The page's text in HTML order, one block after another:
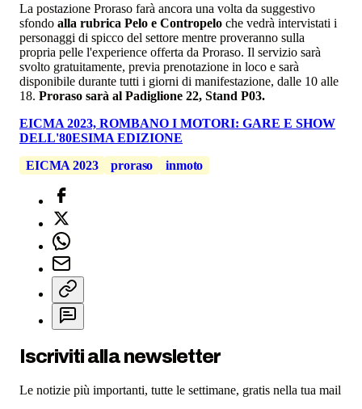
La postazione Proraso farà ancora una volta da suggestivo
sfondo alla rubrica Pelo e Contropelo che vedrà intervistati i
personaggi di spicco del settore mentre proveranno sulla
propria pelle l'experience offerta da Proraso. Il servizio sarà
svolto gratuitamente, previa prenotazione in loco e sarà
disponibile durante tutti i giorni di manifestazione, dalle 10 alle
18. Proraso sarà al Padiglione 22, Stand P03.
EICMA 2023, ROMBANO I MOTORI: GARE E SHOW
DELL'80ESIMA EDIZIONE
EICMA 2023
proraso inmoto
Iscriviti alla newsletter
Le notizie più importanti, tutte le settimane, gratis nella tua mail